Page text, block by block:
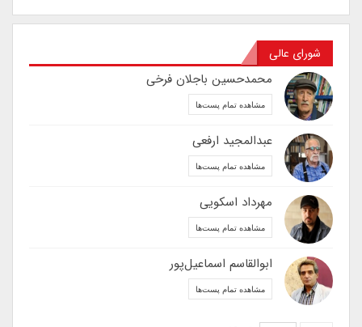
شورای عالی
محمدحسین باجلان فرخی
مشاهده تمام پست‌ها
عبدالمجید ارفعی
مشاهده تمام پست‌ها
مهرداد اسکویی
مشاهده تمام پست‌ها
ابوالقاسم اسماعیل‌پور
مشاهده تمام پست‌ها